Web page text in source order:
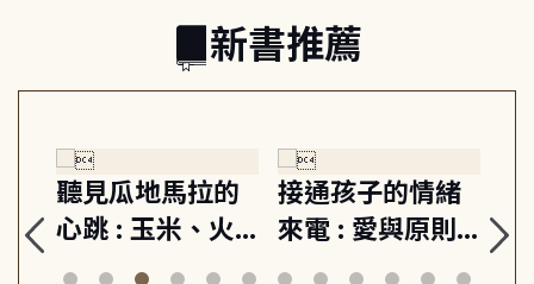
新書推薦
聽見瓜地馬拉的
心跳 : 玉米、火
山與信仰, 外交官
接通孩子的情緒
來電 : 愛與原則,
建立教養的安定
關